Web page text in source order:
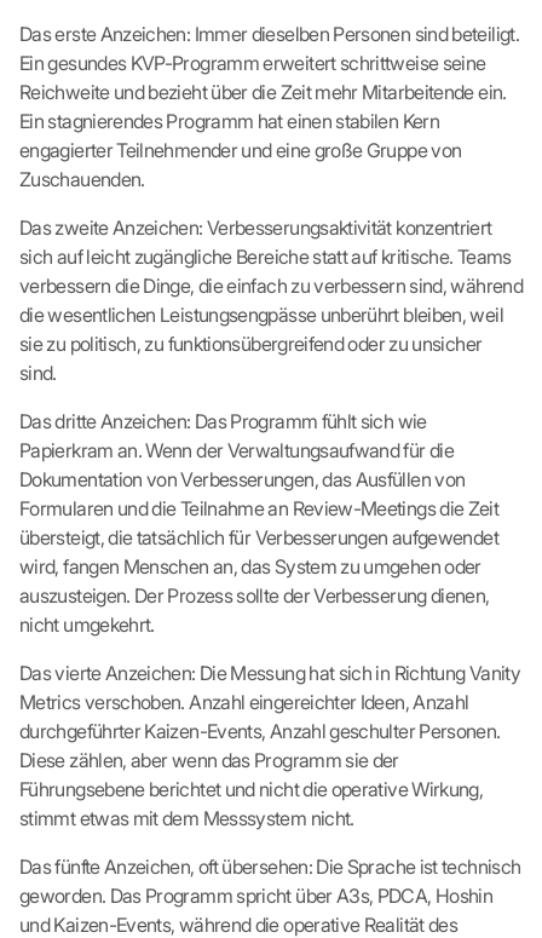
Das erste Anzeichen: Immer dieselben Personen sind beteiligt.
Ein gesundes KVP-Programm erweitert schrittweise seine
Reichweite und bezieht über die Zeit mehr Mitarbeitende ein.
Ein stagnierendes Programm hat einen stabilen Kern
engagierter Teilnehmender und eine große Gruppe von
Zuschauenden.
Das zweite Anzeichen: Verbesserungsaktivität konzentriert
sich auf leicht zugängliche Bereiche statt auf kritische. Teams
verbessern die Dinge, die einfach zu verbessern sind, während
die wesentlichen Leistungsengpässe unberührt bleiben, weil
sie zu politisch, zu funktionsübergreifend oder zu unsicher
sind.
Das dritte Anzeichen: Das Programm fühlt sich wie
Papierkram an. Wenn der Verwaltungsaufwand für die
Dokumentation von Verbesserungen, das Ausfüllen von
Formularen und die Teilnahme an Review-Meetings die Zeit
übersteigt, die tatsächlich für Verbesserungen aufgewendet
wird, fangen Menschen an, das System zu umgehen oder
auszusteigen. Der Prozess sollte der Verbesserung dienen,
nicht umgekehrt.
Das vierte Anzeichen: Die Messung hat sich in Richtung Vanity
Metrics verschoben. Anzahl eingereichter Ideen, Anzahl
durchgeführter Kaizen-Events, Anzahl geschulter Personen.
Diese zählen, aber wenn das Programm sie der
Führungsebene berichtet und nicht die operative Wirkung,
stimmt etwas mit dem Messsystem nicht.
Das fünfte Anzeichen, oft übersehen: Die Sprache ist technisch
geworden. Das Programm spricht über A3s, PDCA, Hoshin
und Kaizen-Events, während die operative Realität des